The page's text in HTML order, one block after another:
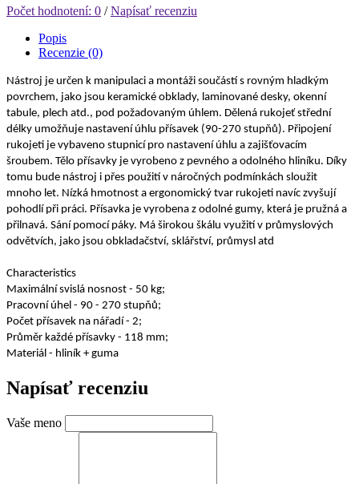
Počet hodnotení: 0 /Napísať recenziu
Popis
Recenzie (0)
Nástroj je určen k manipulaci a montáži součástí s rovným hladkým
povrchem, jako jsou keramické obklady, laminované desky, okenní
tabule, plech atd., pod požadovaným úhlem. Dělená rukojeť střední
délky umožňuje nastavení úhlu přísavek (90-270 stupňů). Připojení
rukojeti je vybaveno stupnicí pro nastavení úhlu a zajišťovacím
šroubem. Tělo přísavky je vyrobeno z pevného a odolného hliníku. Díky
tomu bude nástroj i přes použití v náročných podmínkách sloužit
mnoho let. Nízká hmotnost a ergonomický tvar rukojeti navíc zvyšují
pohodlí při práci. Přísavka je vyrobena z odolné gumy, která je pružná a
přilnavá. Sání pomocí páky. Má širokou škálu využití v průmyslových
odvětvích, jako jsou obkladačství, sklářství, průmysl atd
Characteristics
Maximální svislá nosnost - 50 kg;
Pracovní úhel - 90 - 270 stupňů;
Počet přísavek na nářadí - 2;
Průměr každé přísavky - 118 mm;
Materiál - hliník + guma
Napísať recenziu
Vaše meno